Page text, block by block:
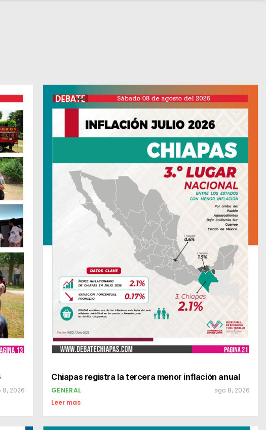
8, 2026
Chiapas registra la tercera menor inflación anual
GENERAL ago 8, 2026
Leer mas